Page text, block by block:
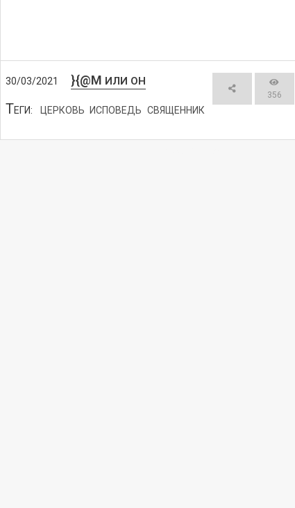
30/03/2021 }{@M ИЛИ ОН
356
ТЕГИ: ЦЕРКОВЬ ИСПОВЕДЬ СВЯЩЕННИК